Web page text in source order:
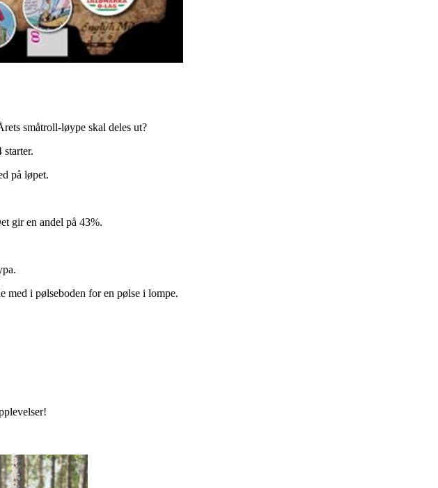
småtroll-løype skal deles ut?
på løpet.
gir en andel på 43%.
med i pølseboden for en pølse i lompe.